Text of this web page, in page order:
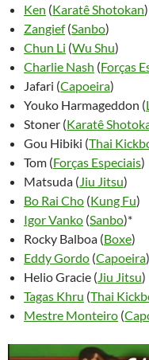
Ken (Karatê Shotokan)
Zangief(Sanbo)
Chun Li (Wu Shu)
Charlie Nash (Forças
Jafari (Capoeira)
Youko Harmageddon (
Stoner (Karatê
Gou Hibiki (Thai
Tom (Forças Especiais)
Matsuda (Jiu Jitsu)
Bo Rai Cho (Kung Fu)
Igor Vanko (Sanbo)*
Rocky Balboa (Boxe)
Eddy Gordo (Capoeira)
Helio Gracie (Jiu Jitsu)
Tagas Khru (Thai
Mestre Monteiro (